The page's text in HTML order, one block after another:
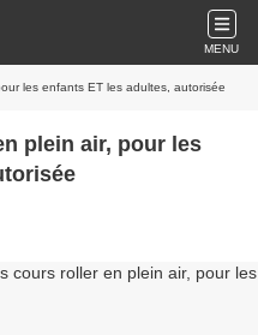
MENU
les enfants ET les adultes, autorisée
plein air, pour les